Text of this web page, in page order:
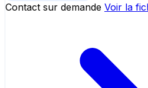
Contact sur demande Voir la